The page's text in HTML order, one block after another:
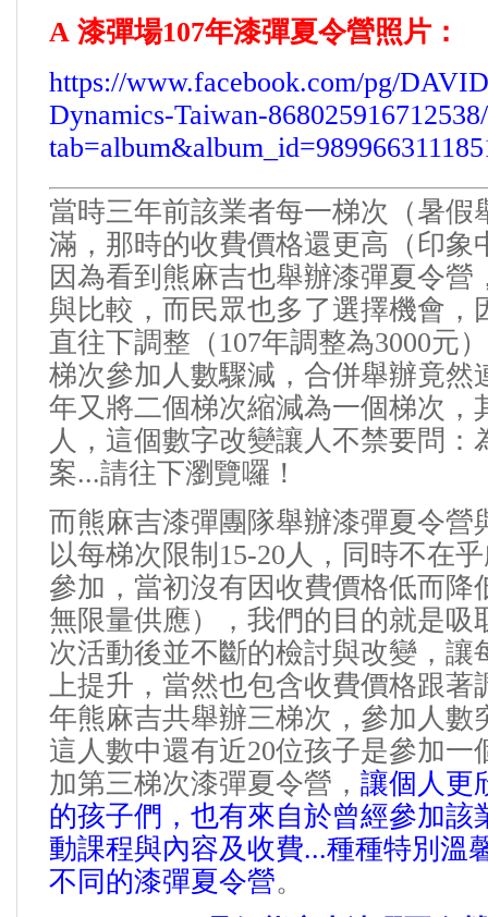
A 漆彈場107年漆彈夏令營照片：
https://www.facebook.com/pg/
Dynamics-Taiwan-
當時三年前該業者每一梯次（暑假
滿，那時的收費價格還更高（印象
因為看到熊麻吉也舉辦漆彈夏令營
與比較 ，而民眾也多了選擇機會
直往下調整（ 107年調整為3000元）
梯次參加人數驟減，合併舉辦竟然
年又將二個梯次縮減為一個梯次，
人，這個數字改變讓人不禁要問：
案...請往下瀏覽囉！
而熊麻吉漆彈團隊舉辦漆彈夏令營
以每梯次限制 15-20人，同時不在乎
參加，當初沒有因收費價格低而降
無限量供應），我們的目的就是吸
次活動後並不斷的檢討與改變，讓
上提升，當然也包含收費價格跟著
年熊麻吉共舉辦三梯次，參加人數
這人數中還有近20位孩子是參加一
加第三梯次漆彈夏令營， 讓個人更
的孩子們， 也有來自於曾經參加該
動課程與內容及收費...種種特別溫
不同的漆彈夏令營。